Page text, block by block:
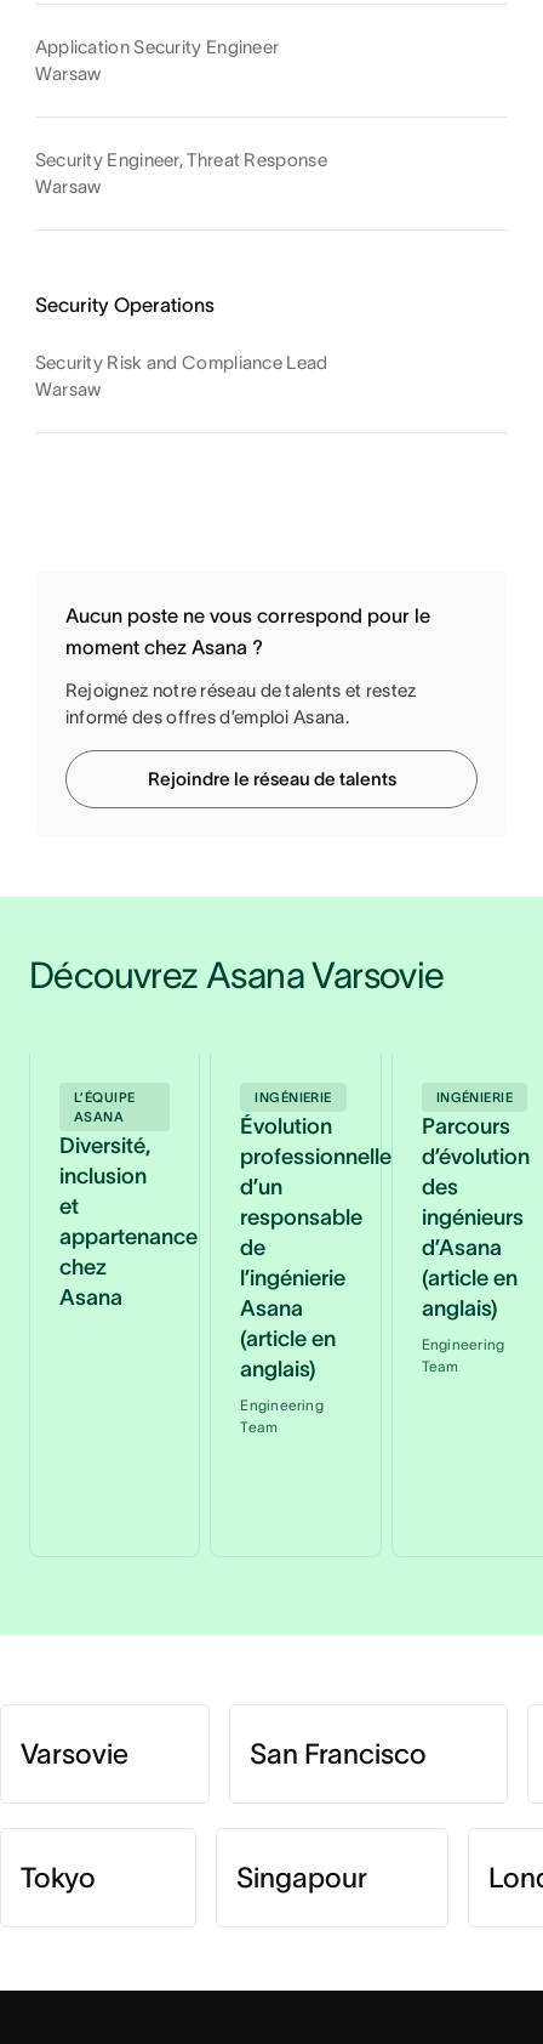
Application Security Engineer
Warsaw
Security Engineer, Threat Response
Warsaw
Security Operations
Security Risk and Compliance Lead
Warsaw
Aucun poste ne vous correspond pour le
moment chez Asana ?
Rejoignez notre réseau de talents et restez
informé des offres d’emploi Asana.
Rejoindre le réseau de talents
Découvrez Asana Varsovie
L’ÉQUIPE
ASANA
Diversité,
inclusion
et
appartenance
chez
Asana
INGÉNIERIE
Évolution
professionnelle
d’un
responsable
de
l’ingénierie
Asana
(article en
anglais)
Engineering
Team
INGÉNIERIE
Parcours
d’évolution
des
ingénieurs
d’Asana
(article en
anglais)
Engineering
Team
Varsovie San Francisco
Tokyo Singapour